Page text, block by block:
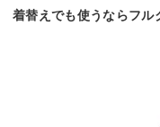
着替えでも使うならフル